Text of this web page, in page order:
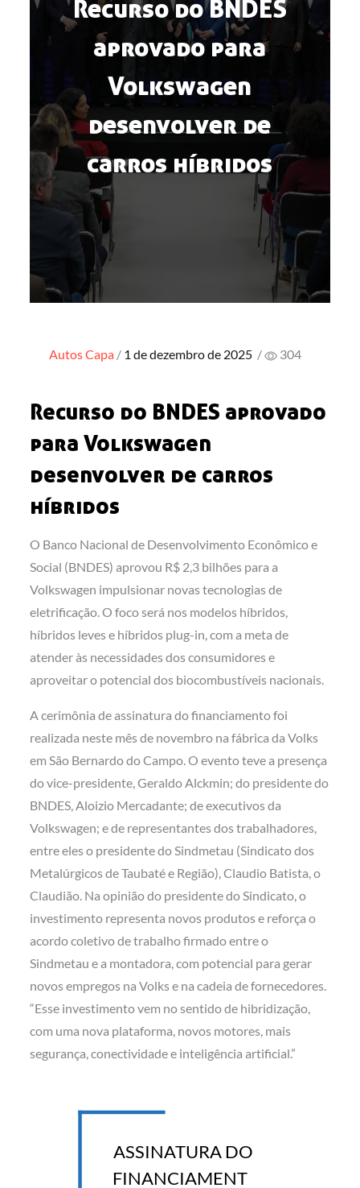
Recurso do BNDES
aprovado para
Volkswagen
desenvolver de
carros híbridos
AutosCapa Posted
1 de dezembro de 2025 / 304
Recurso do BNDES aprovado
para Volkswagen
desenvolver de carros
híbridos
O Banco Nacional de Desenvolvimento Econômico e
Social (BNDES) aprovou R$ 2,3 bilhões para a
Volkswagen impulsionar novas tecnologias de
eletrificação. O foco será nos modelos híbridos,
híbridos leves e híbridos plug-in, com a meta de
atender às necessidades dos consumidores e
aproveitar o potencial dos biocombustíveis nacionais.
A cerimônia de assinatura do financiamento foi
realizada neste mês de novembro na fábrica da Volks
em São Bernardo do Campo. O evento teve a presença
do vice-presidente, Geraldo Alckmin; do presidente do
BNDES, Aloizio Mercadante; de executivos da
Volkswagen; e de representantes dos trabalhadores,
entre eles o presidente do Sindmetau (Sindicato dos
Metalúrgicos de Taubaté e Região), Claudio Batista, o
Claudião. Na opinião do presidente do Sindicato, o
investimento representa novos produtos e reforça o
acordo coletivo de trabalho firmado entre o
Sindmetau e a montadora, com potencial para gerar
novos empregos na Volks e na cadeia de fornecedores.
“Esse investimento vem no sentido de hibridização,
com uma nova plataforma, novos motores, mais
segurança, conectividade e inteligência artificial.”
ASSINATURA DO
FINANCIAMENT